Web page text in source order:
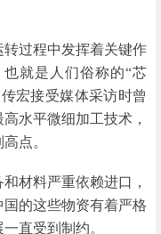
过程中发挥着关键作
也就是人们俗称的“芯
宏接受媒体采访时曾
水平微细加工技术，
点。
材料严重依赖进口，
的这些物资有着严格
直受到制约。